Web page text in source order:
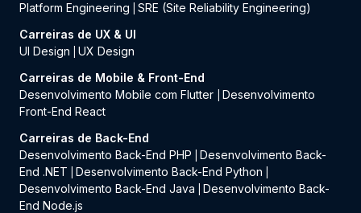
Platform Engineering
SRE (Site Reliability Engineering)
Carreiras de UX & UI
UI Design
UX Design
Carreiras de Mobile & Front-End
Desenvolvimento Mobile com Flutter
Desenvolvimento
Front-End React
Carreiras de Back-End
Desenvolvimento Back-End PHP
Desenvolvimento Back-
End .NET
Desenvolvimento Back-End Python
Desenvolvimento Back-End Java
Desenvolvimento Back-
End Node.js